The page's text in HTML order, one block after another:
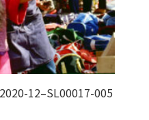
12–SL00017-005